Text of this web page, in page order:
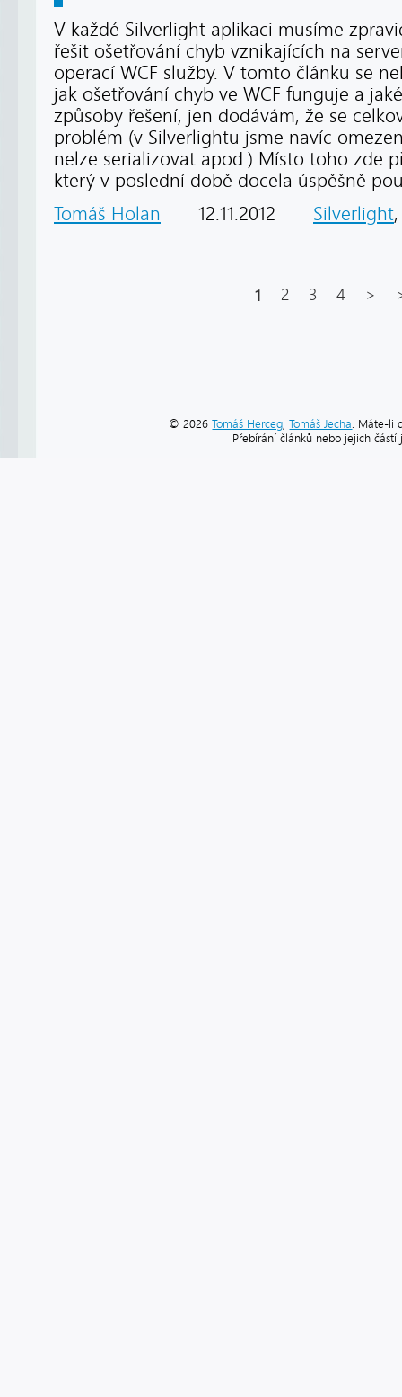
V každé Silverlight aplikaci musíme
řešit ošetřování chyb vznikajících na
operací WCF služby. V tomto článku se
jak ošetřování chyb ve WCF funguje a
způsoby řešení, jen dodávám, že se
problém (v Silverlightu jsme navíc
nelze serializovat apod.) Místo toho zde
který v poslední době docela úspěšně
Tomáš Holan
12.11.2012 Silverlight
1 2 3 4 >
© 2026Tomáš Herceg,Tomáš Jecha. Máte-li
Přebírání článků nebo jejich